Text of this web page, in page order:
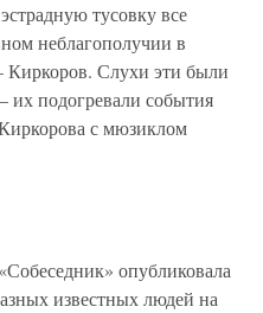
тусовку все
неблагополучии в
Киркоров. Слухи эти были
их подогревали события
с мюзиклом
опубликовала
известных людей на